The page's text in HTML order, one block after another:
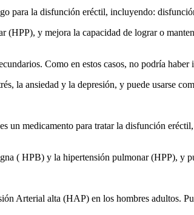
para la disfunción eréctil, incluyendo:
y mejora la capacidad de lograr o
Como en estos casos, no podría
la ansiedad y la depresión, y puede usarse
un medicamento para tratar la disfunción
( HPB) y la hipertensión pulmonar (HPP), y
Arterial alta (HAP) en los hombres adultos.